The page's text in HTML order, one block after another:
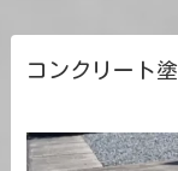
コンクリート